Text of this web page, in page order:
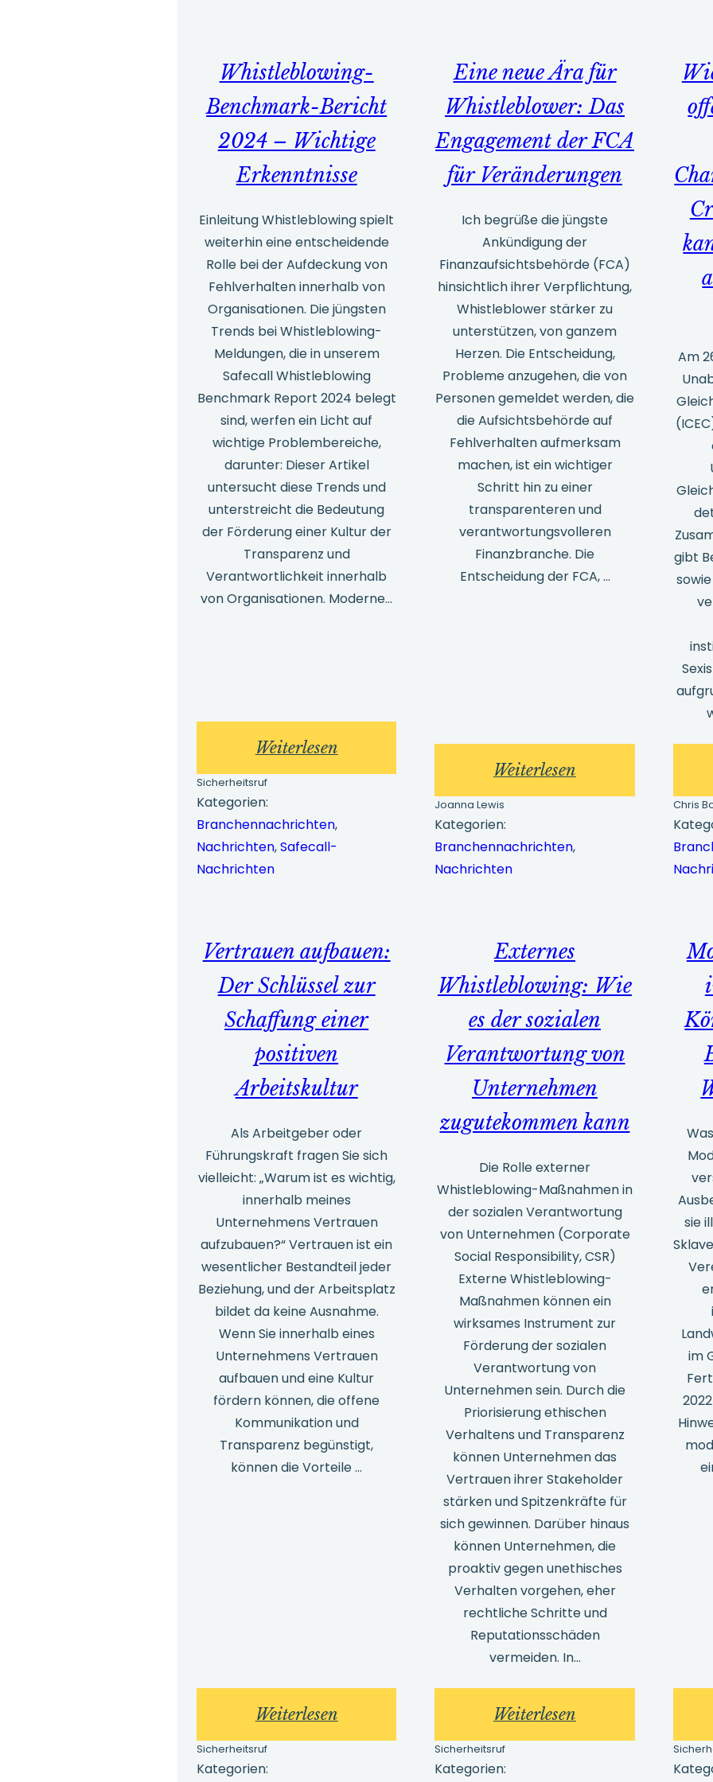
den
Lloyd’s
British
Business
Whistleblowing-
Benchmark-Bericht
2024 – Wichtige
Erkenntnisse
Einleitung Whistleblowing spielt
weiterhin eine entscheidende
Rolle bei der Aufdeckung von
Fehlverhalten innerhalb von
Organisationen. Die jüngsten
Trends bei Whistleblowing-
Meldungen, die in unserem
Safecall Whistleblowing
Benchmark Report 2024 belegt
sind, werfen ein Licht auf
wichtige Problembereiche,
darunter: Dieser Artikel
untersucht diese Trends und
unterstreicht die Bedeutung
der Förderung einer Kultur der
Transparenz und
Verantwortlichkeit innerhalb
von Organisationen. Moderne…
Weiterlesen:
Whistleblowing-
Bericht
Sicherheitsruf
Kategorien:
Branchennachrichten
Nachrichten, Safecall-
Nachrichten
Eine neue Ära für
Whistleblower: Das
Engagement der FCA
für Veränderungen
Ich begrüße die jüngste
Ankündigung der
Finanzaufsichtsbehörde (FCA)
hinsichtlich ihrer Verpflichtung,
Whistleblower stärker zu
unterstützen, von ganzem
Herzen. Die Entscheidung,
Probleme anzugehen, die von
Personen gemeldet werden, die
die Aufsichtsbehörde auf
Fehlverhalten aufmerksam
machen, ist ein wichtiger
Schritt hin zu einer
transparenteren und
verantwortungsvolleren
Finanzbranche. Die
Entscheidung der FCA, ...
Weiterlesen
Eine
der
FCA
Veränderungen
Joanna Lewis
Kategorien:
Branchennachrichten
Nachrichten
Am
gibt
Chris
Vertrauen aufbauen:
Der Schlüssel zur
Schaffung einer
positiven
Arbeitskultur
Als Arbeitgeber oder
Führungskraft fragen Sie sich
vielleicht: „Warum ist es wichtig,
innerhalb meines
Unternehmens Vertrauen
aufzubauen?“ Vertrauen ist ein
wesentlicher Bestandteil jeder
Beziehung, und der Arbeitsplatz
bildet da keine Ausnahme.
Wenn Sie innerhalb eines
Unternehmens Vertrauen
aufbauen und eine Kultur
fördern können, die offene
Kommunikation und
Transparenz begünstigt,
können die Vorteile ...
Weiterlesen:
Vertrauen
Sicherheitsruf
Kategorien:
Externes
Whistleblowing: Wie
es der sozialen
Verantwortung von
Unternehmen
zugutekommen kann
Die Rolle externer
Whistleblowing-Maßnahmen in
der sozialen Verantwortung
von Unternehmen (Corporate
Social Responsibility, CSR)
Externe Whistleblowing-
Maßnahmen können ein
wirksames Instrument zur
Förderung der sozialen
Verantwortung von
Unternehmen sein. Durch die
Priorisierung ethischen
Verhaltens und Transparenz
können Unternehmen das
Vertrauen ihrer Stakeholder
stärken und Spitzenkräfte für
sich gewinnen. Darüber hinaus
können Unternehmen, die
proaktiv gegen unethisches
Verhalten vorgehen, eher
rechtliche Schritte und
Reputationsschäden
vermeiden. In…
Weiterlesen
Externe
Whistleblowing:
Sicherheitsruf
Kategorien:
sie
im